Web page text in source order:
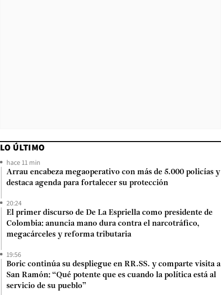
LO ÚLTIMO
hace 11 min
Arrau encabeza megaoperativo con más de 5.000 policías y
destaca agenda para fortalecer su protección
20:24
El primer discurso de De La Espriella como presidente de
Colombia: anuncia mano dura contra el narcotráfico,
megacárceles y reforma tributaria
19:56
Boric continúa su despliegue en RR.SS. y comparte visita a
San Ramón: “Qué potente que es cuando la política está al
servicio de su pueblo”